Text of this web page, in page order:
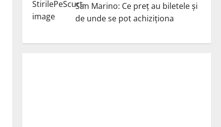
San Marino: Ce preț au biletele și
de unde se pot achiziționa